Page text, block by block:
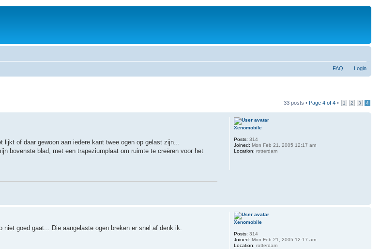
FAQ Login
33 posts • Page 4 of 4 • 1 2 3 4
of daar gewoon aan iedere kant twee ogen op gelast zijn...
bovenste blad, met een trapeziumplaat om ruimte te creëren voor het
Xenomobile
Posts: 314
Joined: Mon Feb 21, 2005 12:17 am
Location: rotterdam
goed gaat... Die aangelaste ogen breken er snel af denk ik.
Xenomobile
Posts: 314
Joined: Mon Feb 21, 2005 12:17 am
Location: rotterdam